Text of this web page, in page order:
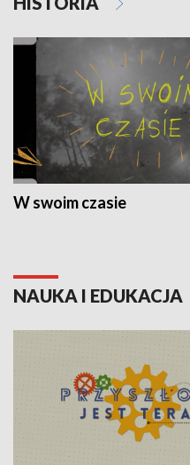
W swoim czasie
NAUKA I EDUKACJA